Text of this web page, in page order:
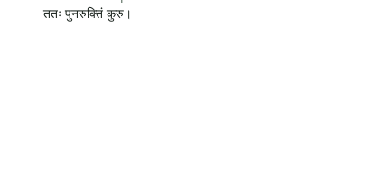
ततः पुनरुक्तिं कुरु।